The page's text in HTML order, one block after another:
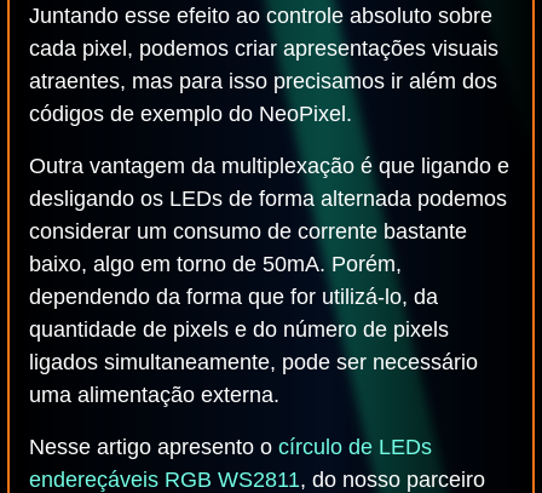
Juntando esse efeito ao controle absoluto sobre
cada pixel, podemos criar apresentações visuais
atraentes, mas para isso precisamos ir além dos
códigos de exemplo do NeoPixel.
Outra vantagem da multiplexação é que ligando e
desligando os LEDs de forma alternada podemos
considerar um consumo de corrente bastante
baixo, algo em torno de 50mA. Porém,
dependendo da forma que for utilizá-lo, da
quantidade de pixels e do número de pixels
ligados simultaneamente, pode ser necessário
uma alimentação externa.
Nesse artigo apresento o círculo de LEDs
endereçáveis RGB WS2811, do nosso parceiro